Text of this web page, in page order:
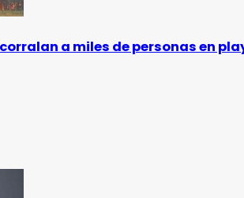
a miles de personas en